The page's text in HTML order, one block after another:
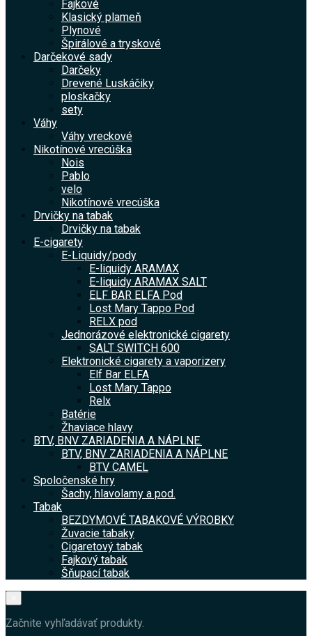
Fajkové
Klasický plameň
Plynové
Špirálové a tryskové
Darčekové sady
Darčeky
Drevené Luskáčiky
ploskačky
sety
Váhy
Váhy vreckové
Nikotínové vrecúška
Nois
Pablo
velo
Nikotínové vrecúška
Drvičky na tabak
Drvičky na tabak
E-cigarety
E-Liquidy/pody
E-liquidy ARAMAX
E-liquidy ARAMAX SALT
ELF BAR ELFA Pod
Lost Mary Tappo Pod
RELX pod
Jednorázové elektronické cigarety
SALT SWITCH 600
Elektronické cigarety a vaporizery
Elf Bar ELFA
Lost Mary Tappo
Relx
Batérie
Žhaviace hlavy
BTV, BNV ZARIADENIA A NÁPLNE.
BTV, BNV ZARIADENIA A NÁPLNE
BTV CAMEL
Spoločenské hry
Šachy, hlavolamy a pod.
Tabak
BEZDYMOVÉ TABAKOVÉ VÝROBKY
Žuvacie tabaky
Cigaretový tabak
Fajkový tabak
Šňupací tabak
Začnite vyhľadávať produkty.